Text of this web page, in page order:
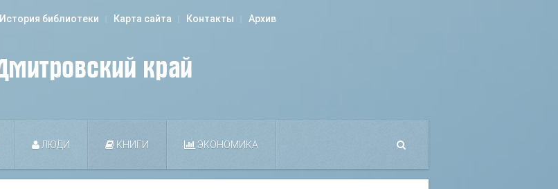
История библиотеки Карта сайта Контакты Архив
ЛЮДИ КНИГИ ЭКОНОМИКА